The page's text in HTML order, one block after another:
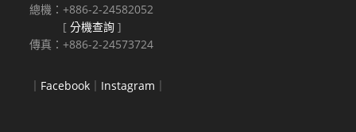
總機：+886-2-24582052
[分機查詢 ]
傳真：+886-2-24573724
｜ Facebook ｜ Instagram ｜